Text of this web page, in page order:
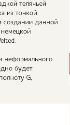
телячьей
из тонкой
создании данной
неформального
будет
G,